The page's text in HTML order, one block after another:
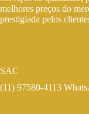
melhores preços do
prestigiada pelos
SAC
(11) 97580-4113